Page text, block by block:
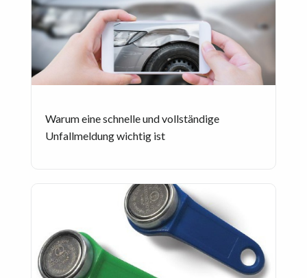
Warum eine schnelle und vollständige
Unfallmeldung wichtig ist